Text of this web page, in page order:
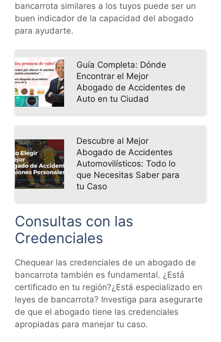
bancarrota similares a los tuyos puede ser un
buen indicador de la capacidad del abogado
para ayudarte.
Guía Completa: Dónde
Encontrar el Mejor
Abogado de Accidentes de
Auto en tu Ciudad
Descubre al Mejor
Abogado de Accidentes
Automovilísticos: Todo lo
que Necesitas Saber para
tu Caso
Consultas con las
Credenciales
Chequear las credenciales de un abogado de
bancarrota también es fundamental. ¿Está
certificado en tu región?¿Está especializado en
leyes de bancarrota? Investiga para asegurarte
de que el abogado tiene las credenciales
apropiadas para manejar tu caso.